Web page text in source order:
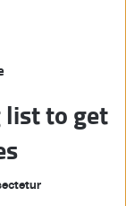
list to get